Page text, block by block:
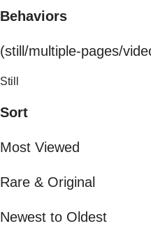
Behaviors
(still/multiple-pages/
Still
Sort
Most Viewed
Rare & Original
Newest to Oldest